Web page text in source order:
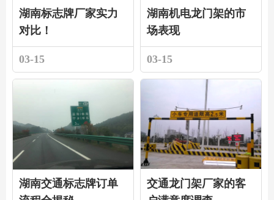
湖南标志牌厂家实力
对比！
03-15
湖南机电龙门架的市
场表现
03-15
湖南交通标志牌订单
交通龙门架厂家的客